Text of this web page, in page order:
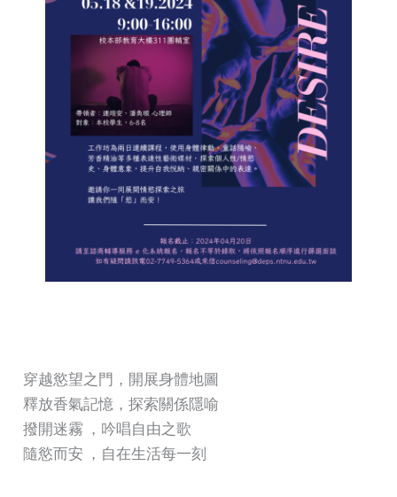
穿越慾望之門，開展身體地圖
釋放香氣記憶，探索關係隱喻
撥開迷霧 ，吟唱自由之歌
隨慾而安 ，自在生活每一刻